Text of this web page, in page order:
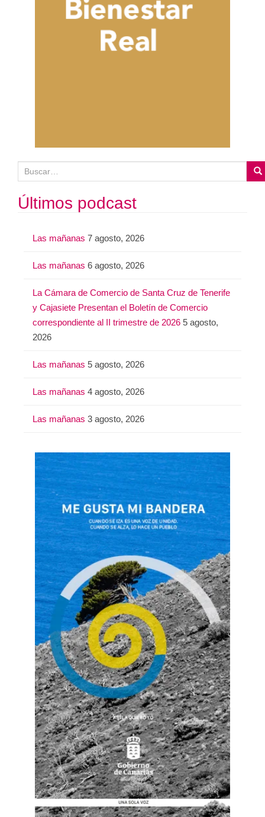
u
sÚltimos podcast
Las mañanas 7 agosto, 2026
Las mañanas 6 agosto, 2026
La Cámara de Comercio de Santa Cruz de Tenerife
y Cajasiete Presentan el Boletín de Comercio
correspondiente al II trimestre de 2026 5 agosto,
2026
Las mañanas 5 agosto, 2026
Las mañanas 4 agosto, 2026
Las mañanas 3 agosto, 2026